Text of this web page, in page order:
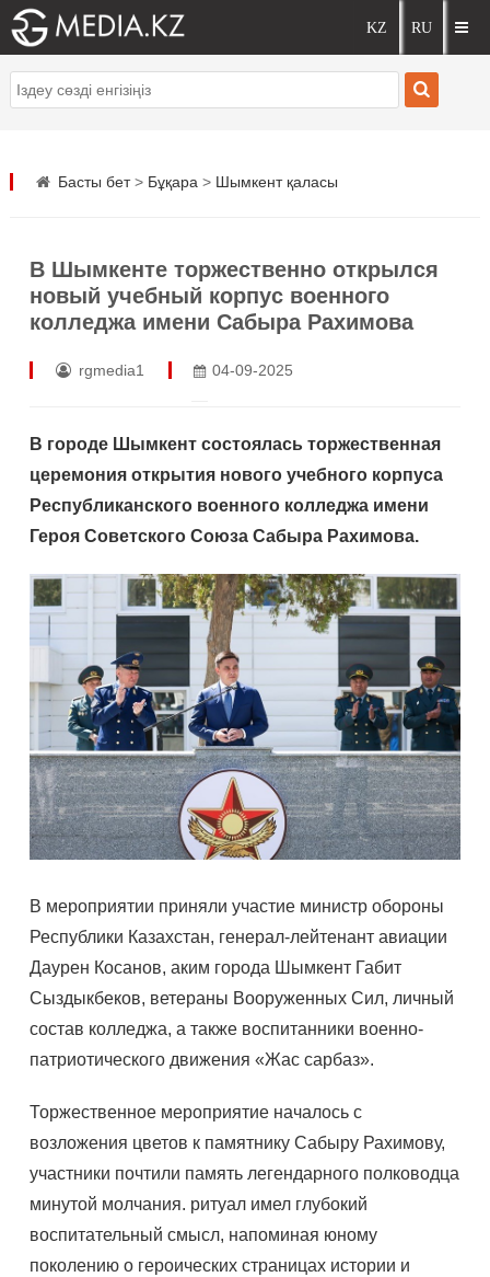
Басты бет> Бұқара > Шымкент қаласы
В Шымкенте торжественно открылся
новый учебный корпус военного
колледжа имени Сабыра Рахимова
rgmedia1 04-09-2025
В городе Шымкент состоялась торжественная
церемония открытия нового учебного корпуса
Республиканского военного колледжа имени
Героя Советского Союза Сабыра Рахимова.
В мероприятии приняли участие министр обороны
Республики Казахстан, генерал-лейтенант авиации
Даурен Косанов, аким города Шымкент Габит
Сыздыкбеков, ветераны Вооруженных Сил, личный
состав колледжа, а также воспитанники военно-
патриотического движения «Жас сарбаз».
Торжественное мероприятие началось с
возложения цветов к памятнику Сабыру Рахимову,
участники почтили память легендарного полководца
минутой молчания. ритуал имел глубокий
воспитательный смысл, напоминая юному
поколению о героических страницах истории и